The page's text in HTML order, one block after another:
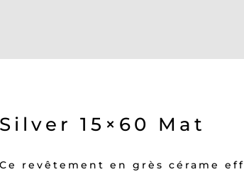
Silver 15×60 Mat
Ce revêtement en grès cérame